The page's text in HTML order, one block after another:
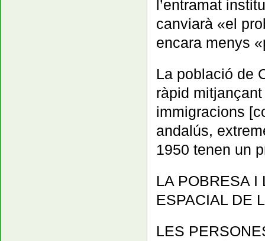
l’entramat
canviarà «el
encara menys
La població de
ràpid
immigracions
andalús,
1950 tenen un
LA POBRESA I
ESPACIAL DE
LES